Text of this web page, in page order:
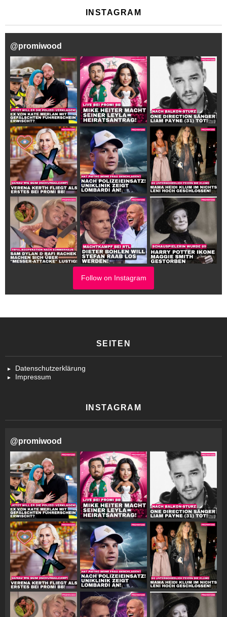
INSTAGRAM
@promiwood
Follow on Instagram
SEITEN
Datenschutzerklärung
Impressum
INSTAGRAM
@promiwood